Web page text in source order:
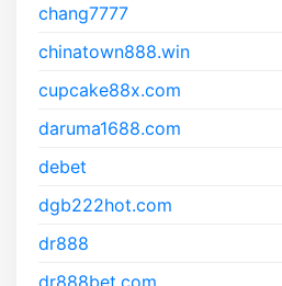
chang7777
chinatown888.win
cupcake88x.com
daruma1688.com
debet
dgb222hot.com
dr888
dr888bet.com